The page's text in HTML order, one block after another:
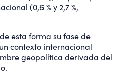
(0,6 % y 2,7 %,
esta forma su fase de
contexto internacional
geopolítica derivada del